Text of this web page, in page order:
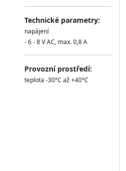
Technické parametry:
napájení
- 6 - 8 V AC, max. 0,8 A
Provozní prostředí:
teplota -30°C až +40°C